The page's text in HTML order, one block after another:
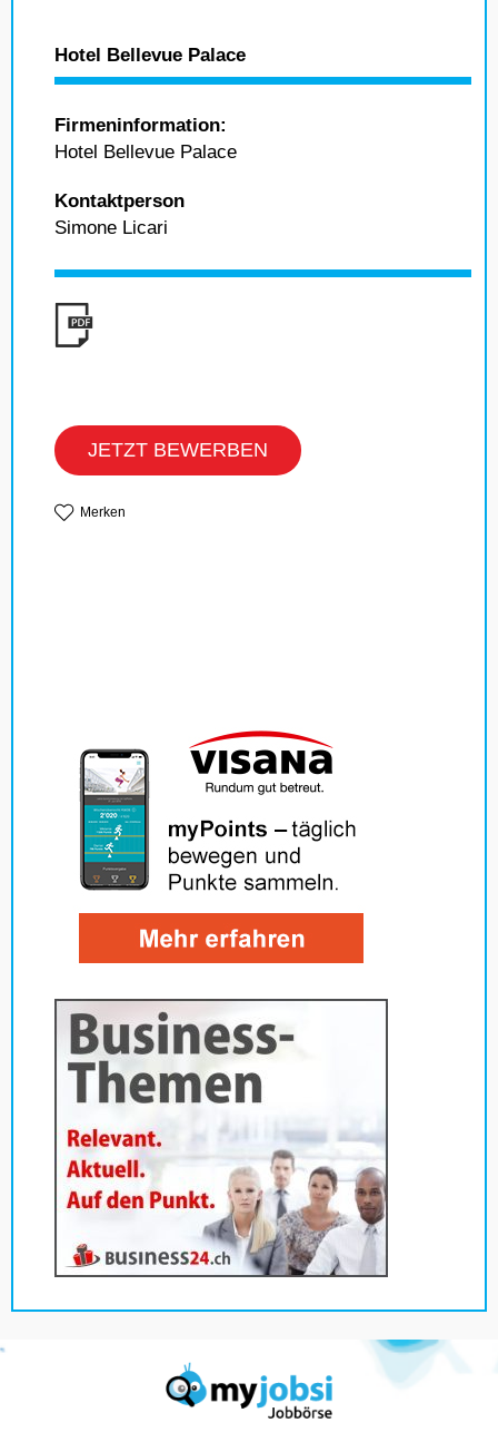
Hotel Bellevue Palace
Firmeninformation:
Hotel Bellevue Palace
Kontaktperson
Simone Licari
JETZT BEWERBEN
Merken